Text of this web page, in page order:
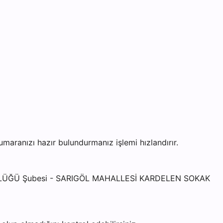
hazır bulundurmanız işlemi hızlandırır.
Şubesi - SARIGÖL MAHALLESİ KARDELEN SOKAK